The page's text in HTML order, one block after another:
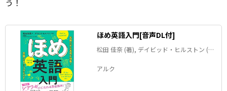
う！
ほめ英語入門[音声DL付]
松田 佳奈 (著), デイビッド・ヒルストン (監
アルク